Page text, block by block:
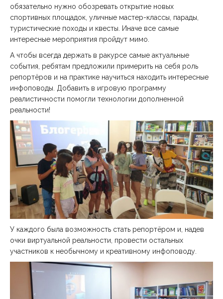
обязательно нужно обозревать открытие новых
спортивных площадок, уличные мастер-классы, парады,
туристические походы и квесты. Иначе все самые
интересные мероприятия пройдут мимо.
А чтобы всегда держать в ракурсе самые актуальные
события, ребятам предложили примерить на себя роль
репортёров и на практике научиться находить интересные
инфоповоды. Добавить в игровую программу
реалистичности помогли технологии дополненной
реальности!
У каждого была возможность стать репортёром и, надев
очки виртуальной реальности, провести остальных
участников к необычному и креативному инфоповоду.